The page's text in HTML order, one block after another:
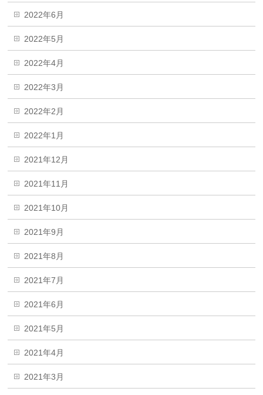
2022年6月
2022年5月
2022年4月
2022年3月
2022年2月
2022年1月
2021年12月
2021年11月
2021年10月
2021年9月
2021年8月
2021年7月
2021年6月
2021年5月
2021年4月
2021年3月